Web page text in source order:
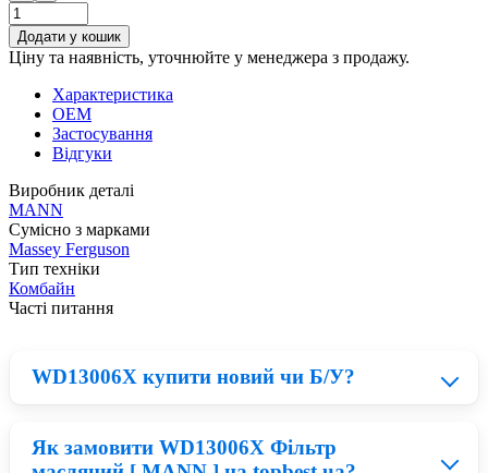
Додати у кошик
Ціну та наявність, уточнюйте у менеджера з продажу.
Характеристика
OEM
Застосування
Відгуки
Виробник деталі
MANN
Сумісно з марками
Massey Ferguson
Тип техніки
Комбайн
Часті питання
WD13006X купити новий чи Б/У?
Нові деталі MANN приблизно на 23% дорожчі ніж
Як замовити WD13006X Фільтр